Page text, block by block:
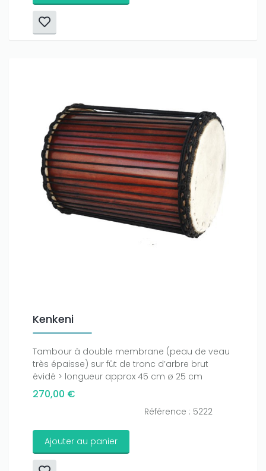
Kenkeni
Tambour à double membrane (peau de veau
très épaisse) sur fût de tronc d’arbre brut
évidé > longueur approx 45 cm ø 25 cm
270,00 €
Référence : 5222
Ajouter au panier